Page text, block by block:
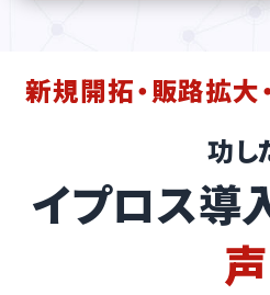
新規開拓・販路拡大
功し
イプロス導
声